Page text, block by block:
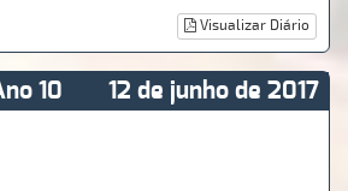
Visualizar Diário
10 12 de junho de 2017